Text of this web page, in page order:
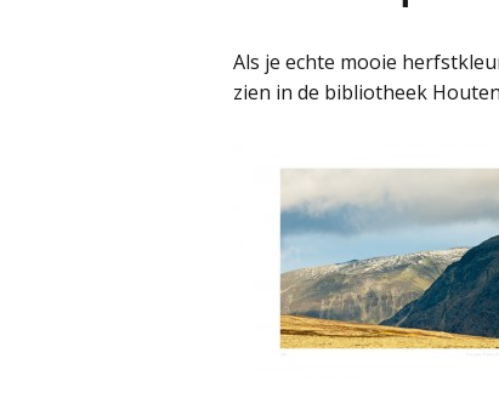
Als je echte mooie
zien in de bibliotheek